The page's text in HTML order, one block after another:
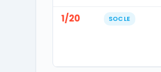
1/20 SOCLE